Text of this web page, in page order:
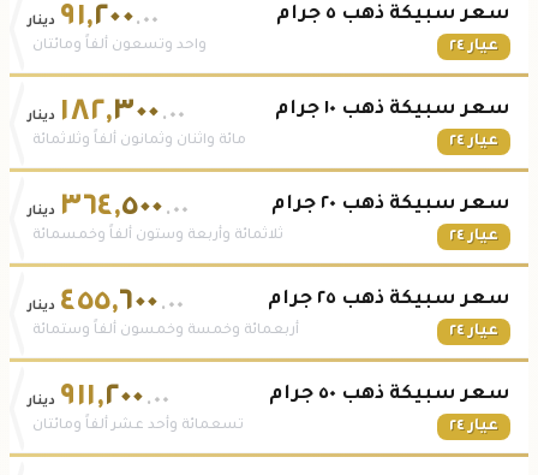
سعر سبيكة ذهب ٥ جرام
عيار ٢٤
٩١,٢٠٠.٠٠ دينار
واحد وتسعون ألفاً ومائتان
سعر سبيكة ذهب ١٠ جرام
عيار ٢٤
١٨٢,٣٠٠ .٠٠ دينار
مائة واثنان وثمانون ألفاً وثلاثمائة
سعر سبيكة ذهب ٢٠ جرام
عيار ٢٤
٣٦٤,٥٠٠ .٠٠ دينار
ثلاثمائة وأربعة وستون ألفاً وخمسمائة
سعر سبيكة ذهب ٢٥ جرام
عيار ٢٤
٤٥٥,٦٠٠ .٠٠ دينار
أربعمائة وخمسة وخمسون ألفاً وستمائة
سعر سبيكة ذهب ٥٠ جرام
عيار ٢٤
٩١١,٢٠٠ .٠٠ دينار
تسعمائة وأحد عشر ألفاً ومائتان